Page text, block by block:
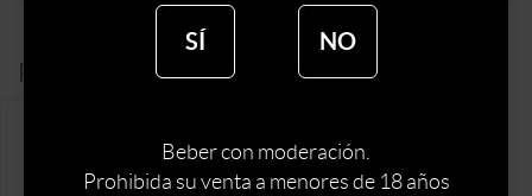
Productos alternativos:
SÍ NO
Beber con moderación.
Prohibida su venta a menores de 18 años